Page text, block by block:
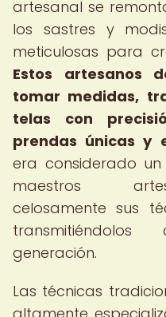
artesanal se
los sastres y
meticulosas para
Estos artesanos
tomar medidas,
telas con
prendas únicas y
era considerado
maestros
celosamente sus
generación.
Las técnicas